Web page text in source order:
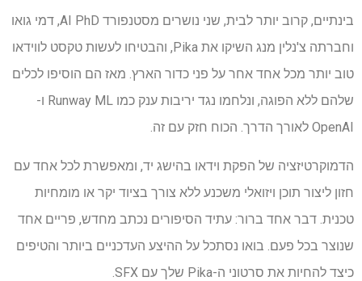
בינתיים, קרוב יותר לבית, שני נושרים מסטנפורד AI PhD, דמי גואו
וחברתה צ'נלין מנג השיקו את Pika, והבטיחו לעשות טקסט לווידאו
טוב יותר מכל אחד אחר על פני כדור הארץ. מאז הם הוסיפו לכלים
שלהם ללא הפוגה, ונלחמו נגד יריבות ענק כמו Runway ML ו-
OpenAI לאורך הדרך. הכוח חזק עם זה.
הדמוקרטיזציה של הפקת וידאו בהישג יד, ומאפשרת לכל אחד עם
חזון ליצור תוכן ויזואלי משכנע ללא צורך בציוד יקר או מומחיות
טכנית. דבר אחד ברור: עתיד הסיפורים נכתב מחדש, פריים אחד
שנוצר בכל פעם. בואו נסתכל על ההיצע העדכניים ביותר והטיפים
כיצד להחיות את סרטוני ה-Pika שלך עם SFX.